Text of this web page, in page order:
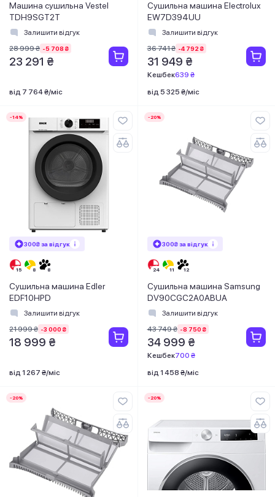
Машина сушильна Vestel
TDH9SGT2T
Залишити відгук
28 999 ₴ -5 708 ₴
23 291 ₴
від 7 764 ₴/міс
Сушильна машина Electrolux
EW7D394UU
Залишити відгук
36 741 ₴ -4 792 ₴
31 949 ₴
Кешбек639 ₴
від 5 325 ₴/міс
-14%
300₴ за відгук
Сушильна машина Edler
EDF10HPD
Залишити відгук
21 999 ₴ -3 000 ₴
18 999 ₴
від 1 267 ₴/міс
-20%
300₴ за відгук
Сушильна машина Samsung
DV90CGC2A0ABUA
Залишити відгук
43 749 ₴ -8 750 ₴
34 999 ₴
Кешбек700 ₴
від 1 458 ₴/міс
-20% -20%